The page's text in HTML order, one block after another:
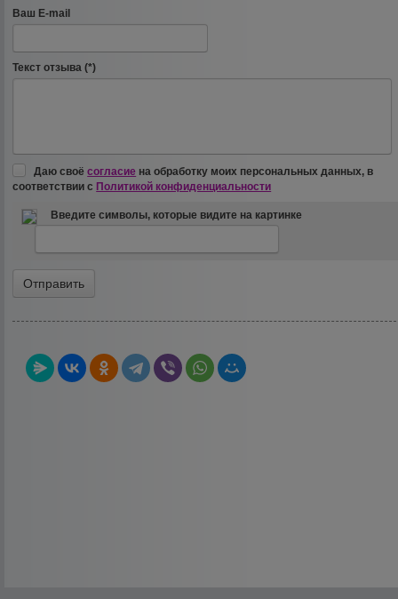
Ваш E-mail
Текст отзыва (*)
Даю своёсогласие на обработку моих персональных данных, в
соответствии с Политикой конфиденциальности
Введите символы, которые видите на картинке